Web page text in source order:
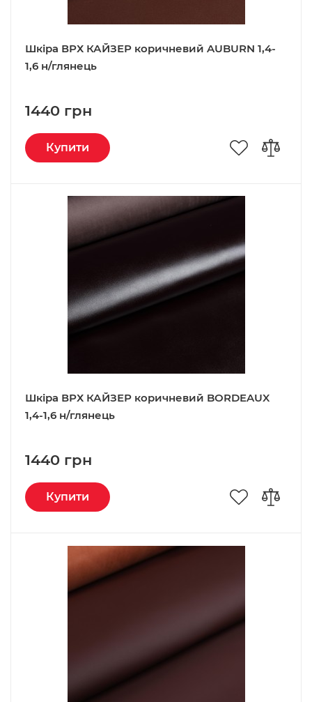
Шкіра ВРХ КАЙЗЕР коричневий AUBURN 1,4-
1,6 н/глянець
1440 грн
Купити
Шкіра ВРХ КАЙЗЕР коричневий BORDEAUX
1,4-1,6 н/глянець
1440 грн
Купити